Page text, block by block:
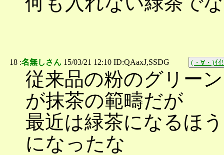
18 :名無しさん 15/03/21 12:10 ID:QAaxJ,SSDG (・∀・)ｲｲ
従来品の粉のグリー
が抹茶の範疇だが
最近は緑茶になるほ
になったな